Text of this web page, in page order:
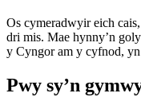
Os cymeradwyir eich
dri mis. Mae hynny’n
y Cyngor am y cyfnod,
Pwy sy’n